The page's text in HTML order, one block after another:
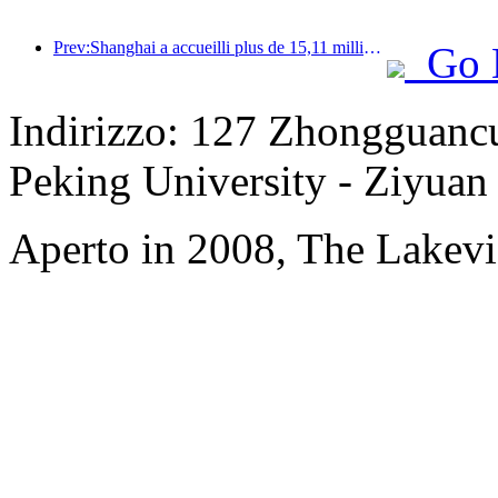
Prev:Shanghai a accueilli plus de 15,11 millions de visiteurs au cours des quatre premiers jours des vacances de la mi-automne et de la fête nationale, soit une augmentation de plus de 20 % par rapport à l'année précédente.
Go
Indirizzo: 127
Peking University -
Aperto in 2008, The